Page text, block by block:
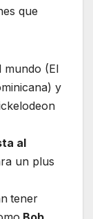
que
mundo (El
y
al
un plus
tener